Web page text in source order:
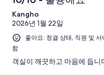
Kangho
2026년 1월 22일
좋아요: 청결 상태, 직원 및
함
객실이 깨끗하고 마음에 듭니